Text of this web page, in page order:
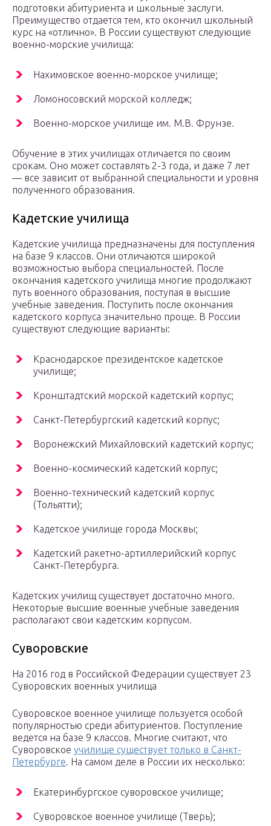
подготовки абитуриента и школьные заслуги.
Преимущество отдается тем, кто окончил школьный
курс на «отлично». В России существуют следующие
военно-морские училища:
Нахимовское военно-морское училище;
Ломоносовский морской колледж;
Военно-морское училище им. М.В. Фрунзе.
Обучение в этих училищах отличается по своим
срокам. Оно может составлять 2-3 года, и даже 7 лет
— все зависит от выбранной специальности и уровня
полученного образования.
Кадетские училища
Кадетские училища предназначены для поступления
на базе 9 классов. Они отличаются широкой
возможностью выбора специальностей. После
окончания кадетского училища многие продолжают
путь военного образования, поступая в высшие
учебные заведения. Поступить после окончания
кадетского корпуса значительно проще. В России
существуют следующие варианты:
Краснодарское президентское кадетское
училище;
Кронштадтский морской кадетский корпус;
Санкт-Петербургский кадетский корпус;
Воронежский Михайловский кадетский корпус;
Военно-космический кадетский корпус;
Военно-технический кадетский корпус
(Тольятти);
Кадетское училище города Москвы;
Кадетский ракетно-артиллерийский корпус
Санкт-Петербурга.
Кадетских училищ существует достаточно много.
Некоторые высшие военные учебные заведения
располагают свои кадетским корпусом.
Суворовские
На 2016 год в Российской Федерации существует 23
Суворовских военных училища
Суворовское военное училище пользуется особой
популярностью среди абитуриентов. Поступление
ведется на базе 9 классов. Многие считают, что
Суворовское училище существует только в Санкт-
Петербурге. На самом деле в России их несколько:
Екатеринбургское суворовское училище;
Суворовское военное училище (Тверь);